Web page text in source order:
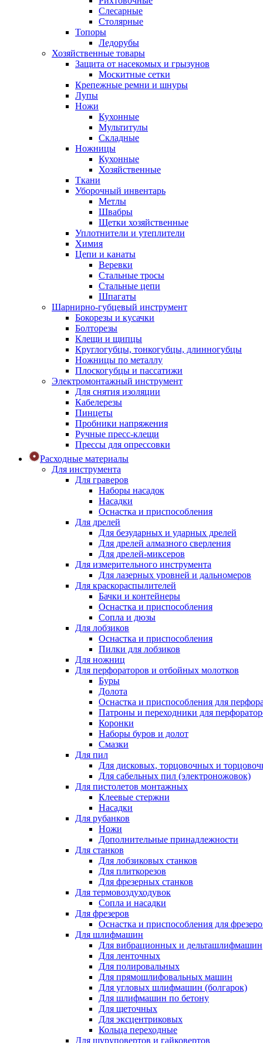
Слесарные
Столярные
Топоры
Ледорубы
Хозяйственные товары
Защита от насекомых и грызунов
Москитные сетки
Крепежные ремни и шнуры
Лупы
Ножи
Кухонные
Мультитулы
Складные
Ножницы
Кухонные
Хозяйственные
Ткани
Уборочный инвентарь
Метлы
Швабры
Щетки хозяйственные
Уплотнители и утеплители
Химия
Цепи и канаты
Веревки
Стальные тросы
Стальные цепи
Шпагаты
Шарнирно-губцевый инструмент
Бокорезы и кусачки
Болторезы
Клещи и щипцы
Круглогубцы, тонкогубцы, длинногубцы
Ножницы по металлу
Плоскогубцы и пассатижи
Электромонтажный инструмент
Для снятия изоляции
Кабелерезы
Пинцеты
Пробники напряжения
Ручные пресс-клещи
Прессы для опрессовки
Расходные материалы
Для инструмента
Для граверов
Наборы насадок
Насадки
Оснастка и приспособления
Для дрелей
Для безударных и ударных дрелей
Для дрелей алмазного сверления
Для дрелей-миксеров
Для измерительного инструмента
Для лазерных уровней и дальномеров
Для краскораспылителей
Бачки и контейнеры
Оснастка и приспособления
Сопла и дюзы
Для лобзиков
Оснастка и приспособления
Пилки для лобзиков
Для ножниц
Для перфораторов и отбойных молотков
Буры
Долота
Оснастка и приспособления для
Патроны и переходники для
Коронки
Наборы буров и долот
Смазки
Для пил
Для дисковых, торцовочных и
Для сабельных пил (электроножовок)
Для пистолетов монтажных
Клеевые стержни
Насадки
Для рубанков
Ножи
Дополнительные принадлежности
Для станков
Для лобзиковых станков
Для плиткорезов
Для фрезерных станков
Для термовоздуходувок
Сопла и насадки
Для фрезеров
Оснастка и приспособления для
Для шлифмашин
Для вибрационных и дельташлифмашин
Для ленточных
Для полировальных
Для прямошлифовальных машин
Для угловых шлифмашин (болгарок)
Для шлифмашин по бетону
Для щеточных
Для эксцентриковых
Кольца переходные
Для шуруповертов и гайковертов